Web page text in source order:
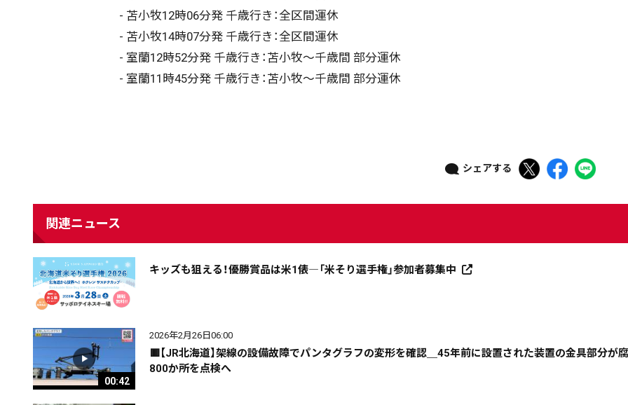
- 苫小牧12時06分発 千歳行き：全区間運休
- 苫小牧14時07分発 千歳行き：全区間運休
- 室蘭12時52分発 千歳行き：苫小牧〜千歳間 部分運休
- 室蘭11時45分発 千歳行き：苫小牧〜千歳間 部分運休
シェアする
関連ニュース
キッズも狙える！優勝賞品は米1俵―「米そり選手権」参加者募集中
00:42
2026年2月26日06:00
🟥【JR北海道】架線の設備故障でパンタグラフの変形を確認＿45年前に設置された装置の金具部分が
800か所を点検へ
配信日 きのう